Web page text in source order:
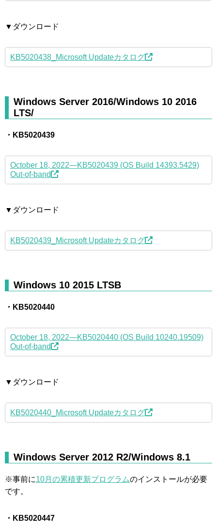
▼ダウンロード
KB5020438_Microsoft Updateカタログ
Windows Server 2016/Windows 10 2016
LTS/
・KB5020439
October 18, 2022—KB5020439 (OS Build 14393.5429)
Out-of-band
▼ダウンロード
KB5020439_Microsoft Updateカタログ
Windows 10 2015 LTSB
・KB5020440
October 18, 2022—KB5020440 (OS Build 10240.19509)
Out-of-band
▼ダウンロード
KB5020440_Microsoft Updateカタログ
Windows Server 2012 R2/Windows 8.1
※事前に10月の累積更新プログラムのインストールが必要
です。
・KB5020447